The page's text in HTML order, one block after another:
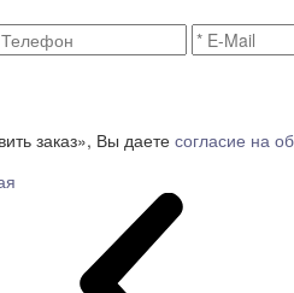
заказ», Вы даете согласие на